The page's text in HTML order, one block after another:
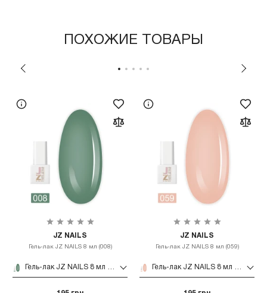
ПОХОЖИЕ ТОВАРЫ
JZ NAILS
Гель-лак JZ NAILS 8 мл (008)
Гель-лак JZ NAILS 8 мл (008)
JZ NAILS
Гель-лак JZ NAILS 8 мл (059)
Гель-лак JZ NAILS 8 мл (059)